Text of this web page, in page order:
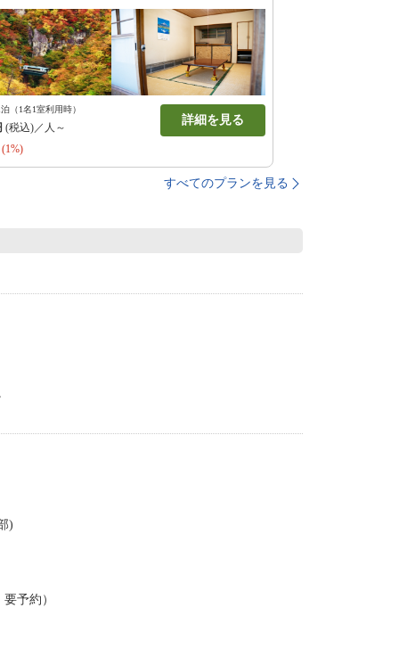
（1名1室利用時）
(税込)／人～
詳細を見る
すべてのプランを見る
)
予約）